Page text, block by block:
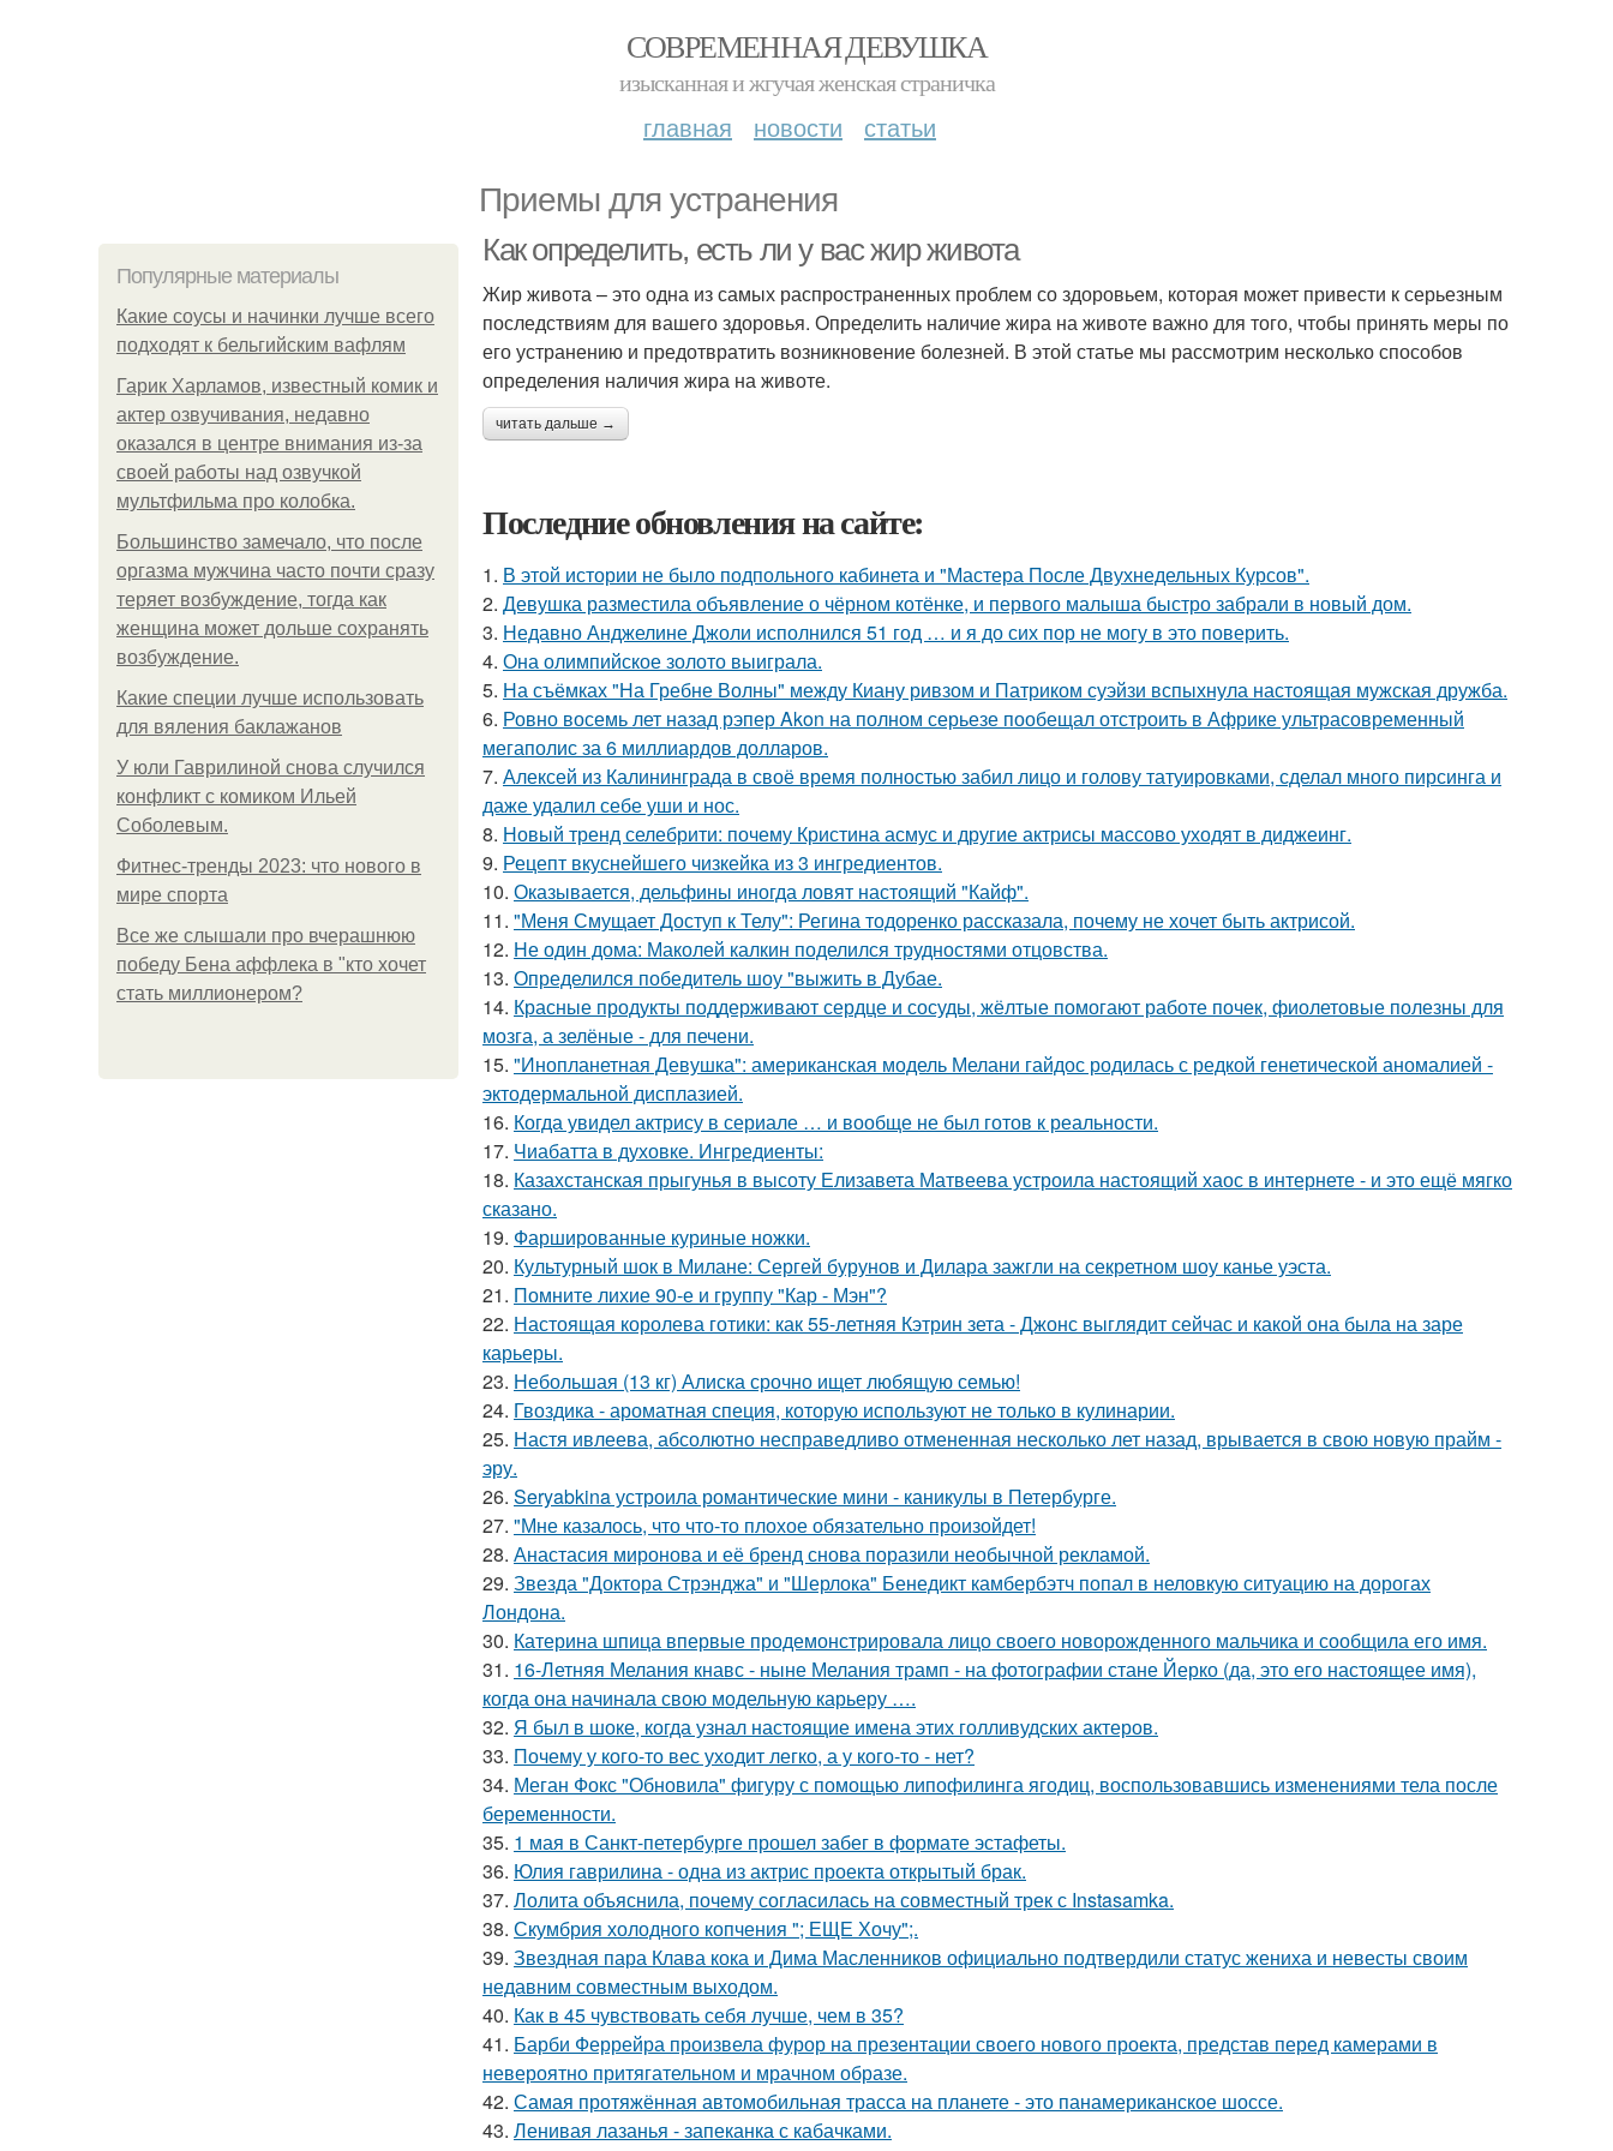
СОВРЕМЕННАЯ ДЕВУШКА
изысканная и жгучая женская страничка
главная новости статьи
Приемы для устранения
Популярные материалы
Какие соусы и начинки лучше всего
подходят к бельгийским вафлям
Гарик Харламов, известный комик и
актер озвучивания, недавно
оказался в центре внимания из-за
своей работы над озвучкой
мультфильма про колобка.
Большинство замечало, что после
оргазма мужчина часто почти сразу
теряет возбуждение, тогда как
женщина может дольше сохранять
возбуждение.
Какие специи лучше использовать
для вяления баклажанов
У юли Гаврилиной снова случился
конфликт с комиком Ильей
Соболевым.
Фитнес-тренды 2023: что нового в
мире спорта
Все же слышали про вчерашнюю
победу Бена аффлека в "кто хочет
стать миллионером?
Как определить, есть ли у вас жир живота
Жир живота – это одна из самых распространенных проблем со здоровьем, которая может привести к серьезным
последствиям для вашего здоровья. Определить наличие жира на животе важно для того, чтобы принять меры по
его устранению и предотвратить возникновение болезней. В этой статье мы рассмотрим несколько способов
определения наличия жира на животе.
читать дальше →
Последние обновления на сайте:
1. В этой истории не было подпольного кабинета и "Мастера После Двухнедельных Курсов".
2. Девушка разместила объявление о чёрном котёнке, и первого малыша быстро забрали в новый дом.
3. Недавно Анджелине Джоли исполнился 51 год … и я до сих пор не могу в это поверить.
4. Она олимпийское золото выиграла.
5. На съёмках "На Гребне Волны" между Киану ривзом и Патриком суэйзи вспыхнула настоящая мужская дружба.
6. Ровно восемь лет назад рэпер Akon на полном серьезе пообещал отстроить в Африке ультрасовременный
мегаполис за 6 миллиардов долларов.
7. Алексей из Калининграда в своё время полностью забил лицо и голову татуировками, сделал много пирсинга и
даже удалил себе уши и нос.
8. Новый тренд селебрити: почему Кристина асмус и другие актрисы массово уходят в диджеинг.
9. Рецепт вкуснейшего чизкейка из 3 ингредиентов.
10. Оказывается, дельфины иногда ловят настоящий "Кайф".
11. "Меня Смущает Доступ к Телу": Регина тодоренко рассказала, почему не хочет быть актрисой.
12. Не один дома: Маколей калкин поделился трудностями отцовства.
13. Определился победитель шоу "выжить в Дубае.
14. Красные продукты поддерживают сердце и сосуды, жёлтые помогают работе почек, фиолетовые полезны для
мозга, а зелёные - для печени.
15. "Инопланетная Девушка": американская модель Мелани гайдос родилась с редкой генетической аномалией -
эктодермальной дисплазией.
16. Когда увидел актрису в сериале … и вообще не был готов к реальности.
17. Чиабатта в духовке. Ингредиенты:
18. Казахстанская прыгунья в высоту Елизавета Матвеева устроила настоящий хаос в интернете - и это ещё мягко
сказано.
19. Фаршированные куриные ножки.
20. Культурный шок в Милане: Сергей бурунов и Дилара зажгли на секретном шоу канье уэста.
21. Помните лихие 90-е и группу "Кар - Мэн"?
22. Настоящая королева готики: как 55-летняя Кэтрин зета - Джонс выглядит сейчас и какой она была на заре
карьеры.
23. Небольшая (13 кг) Алиска срочно ищет любящую семью!
24. Гвоздика - ароматная специя, которую используют не только в кулинарии.
25. Настя ивлеева, абсолютно несправедливо отмененная несколько лет назад, врывается в свою новую прайм -
эру.
26. Seryabkina устроила романтические мини - каникулы в Петербурге.
27. "Мне казалось, что что-то плохое обязательно произойдет!
28. Анастасия миронова и её бренд снова поразили необычной рекламой.
29. Звезда "Доктора Стрэнджа" и "Шерлока" Бенедикт камбербэтч попал в неловкую ситуацию на дорогах
Лондона.
30. Катерина шпица впервые продемонстрировала лицо своего новорожденного мальчика и сообщила его имя.
31. 16-Летняя Мелания кнавс - ныне Мелания трамп - на фотографии стане Йерко (да, это его настоящее имя),
когда она начинала свою модельную карьеру ….
32. Я был в шоке, когда узнал настоящие имена этих голливудских актеров.
33. Почему у кого-то вес уходит легко, а у кого-то - нет?
34. Меган Фокс "Обновила" фигуру с помощью липофилинга ягодиц, воспользовавшись изменениями тела после
беременности.
35. 1 мая в Санкт-петербурге прошел забег в формате эстафеты.
36. Юлия гаврилина - одна из актрис проекта открытый брак.
37. Лолита объяснила, почему согласилась на совместный трек с Instasamka.
38. Скумбрия холодного копчения "; ЕЩЕ Хочу";.
39. Звездная пара Клава кока и Дима Масленников официально подтвердили статус жениха и невесты своим
недавним совместным выходом.
40. Как в 45 чувствовать себя лучше, чем в 35?
41. Барби Феррейра произвела фурор на презентации своего нового проекта, представ перед камерами в
невероятно притягательном и мрачном образе.
42. Самая протяжённая автомобильная трасса на планете - это панамериканское шоссе.
43. Ленивая лазанья - запеканка с кабачками.